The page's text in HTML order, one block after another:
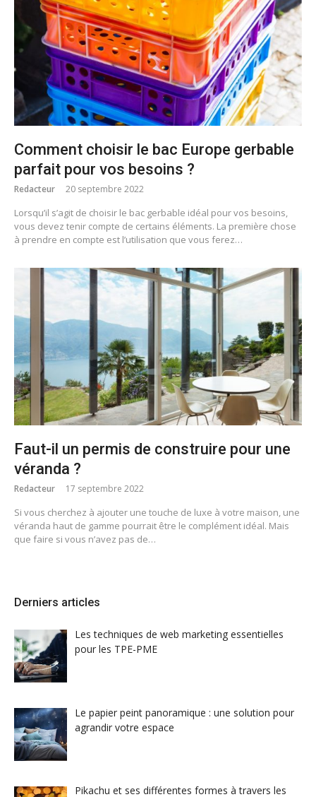
Comment choisir le bac Europe gerbable
parfait pour vos besoins ?
Redacteur 20 septembre 2022
Lorsqu’il s’agit de choisir le bac gerbable idéal pour vos besoins,
vous devez tenir compte de certains éléments. La première chose
à prendre en compte est l’utilisation que vous ferez…
Faut-il un permis de construire pour une
véranda ?
Redacteur 17 septembre 2022
Si vous cherchez à ajouter une touche de luxe à votre maison, une
véranda haut de gamme pourrait être le complément idéal. Mais
que faire si vous n’avez pas de…
Derniers articles
Les techniques de web marketing essentielles
pour les TPE-PME
Le papier peint panoramique : une solution pour
agrandir votre espace
Pikachu et ses différentes formes à travers les